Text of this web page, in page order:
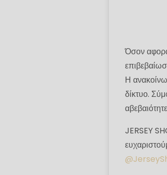
Όσον
Η
δίκτυο.
JERSEY